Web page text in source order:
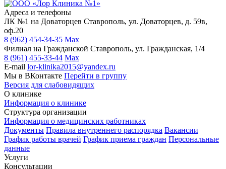
Адреса и телефоны
ЛК №1 на Доваторцев Ставрополь, ул. Доваторцев, д. 59в,
оф.20
8 (962) 454-34-35 Max
Филиал на Гражданской Ставрополь, ул. Гражданская, 1/4
8 (961) 455-33-44 Max
E-mail lor-klinika2015@yandex.ru
Мы в ВКонтакте Перейти в группу
Версия для слабовидящих
О клинике
Информация о клинике
Структура организации
Информация о медицинских работниках
Документы Правила внутреннего распорядка Вакансии
График работы врачей График приема граждан Персональные
данные
Услуги
Консультации